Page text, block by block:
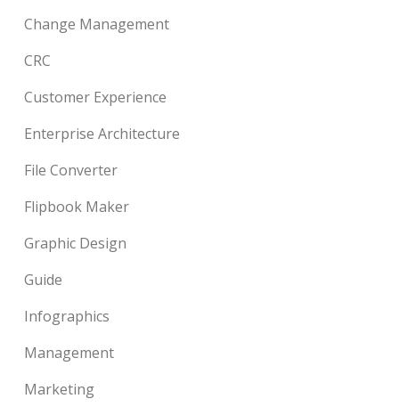
Change Management
CRC
Customer Experience
Enterprise Architecture
File Converter
Flipbook Maker
Graphic Design
Guide
Infographics
Management
Marketing